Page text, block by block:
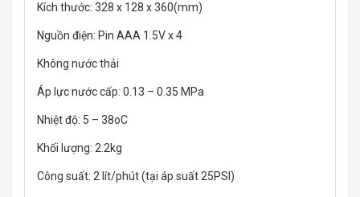
Kích thước: 328 x 128 x 360(mm)
Nguồn điện: Pin AAA 1.5V x 4
Không nước thải
Áp lực nước cấp: 0.13 – 0.35 MPa
Nhiệt độ: 5 – 38oC
Khối lượng: 2.2kg
Công suất: 2 lít/phút (tại áp suất 25PSI)